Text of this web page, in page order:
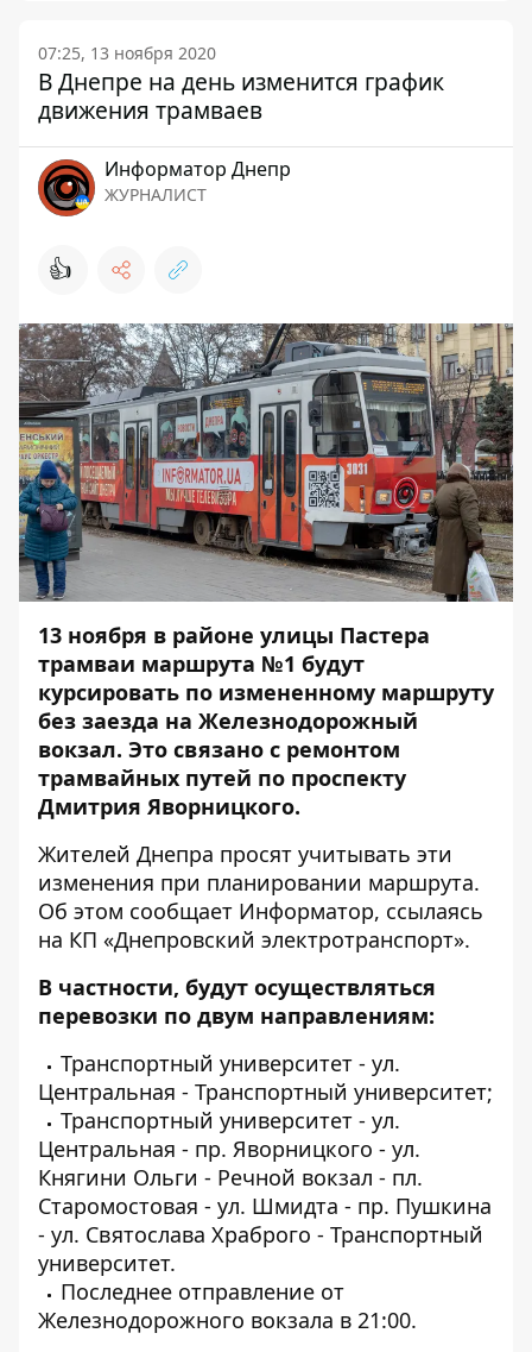
07:25, 13 ноября 2020
В Днепре на день изменится график
движения трамваев
Информатор Днепр
ЖУРНАЛИСТ
👍
13 ноября в районе улицы Пастера
трамваи маршрута №1 будут
курсировать по измененному маршруту
без заезда на Железнодорожный
вокзал. Это связано с ремонтом
трамвайных путей по проспекту
Дмитрия Яворницкого.
Жителей Днепра просят учитывать эти
изменения при планировании маршрута.
Об этом сообщает Информатор, ссылаясь
на КП «Днепровский электротранспорт».
В частности, будут осуществляться
перевозки по двум направлениям:
Транспортный университет - ул.
Центральная - Транспортный университет;
Транспортный университет - ул.
Центральная - пр. Яворницкого - ул.
Княгини Ольги - Речной вокзал - пл.
Старомостовая - ул. Шмидта - пр. Пушкина
- ул. Святослава Храброго - Транспортный
университет.
Последнее отправление от
Железнодорожного вокзала в 21:00.